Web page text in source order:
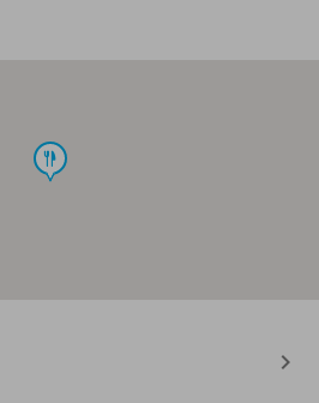
food